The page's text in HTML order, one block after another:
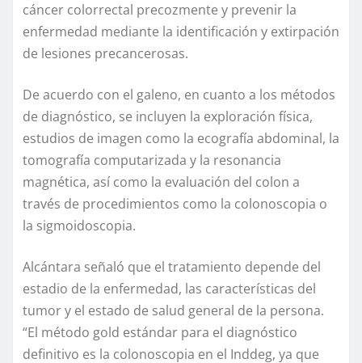
cáncer colorrectal precozmente y prevenir la
enfermedad mediante la identificación y extirpación
de lesiones precancerosas.
De acuerdo con el galeno, en cuanto a los métodos
de diagnóstico, se incluyen la exploración física,
estudios de imagen como la ecografía abdominal, la
tomografía computarizada y la resonancia
magnética, así como la evaluación del colon a
través de procedimientos como la colonoscopia o
la sigmoidoscopia.
Alcántara señaló que el tratamiento depende del
estadio de la enfermedad, las características del
tumor y el estado de salud general de la persona.
“El método gold estándar para el diagnóstico
definitivo es la colonoscopia en el Inddeg, ya que